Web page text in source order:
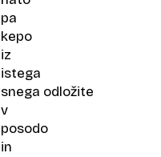
pa
kepo
iz
istega
snega odložite
v
posodo
in